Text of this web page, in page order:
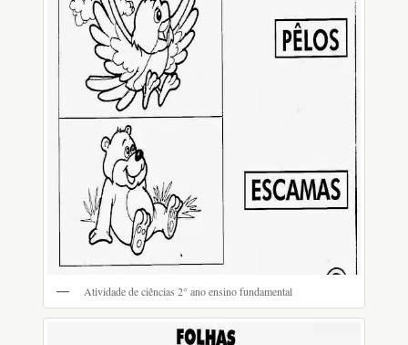
Atividade de ciências 2° ano ensino fundamental